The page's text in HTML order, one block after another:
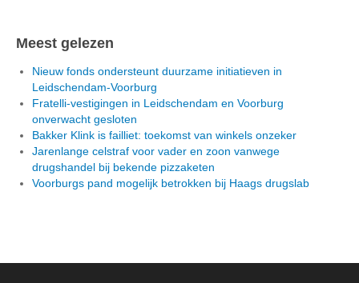
Meest gelezen
Nieuw fonds ondersteunt duurzame initiatieven in
Leidschendam-Voorburg
Fratelli-vestigingen in Leidschendam en Voorburg
onverwacht gesloten
Bakker Klink is failliet: toekomst van winkels onzeker
Jarenlange celstraf voor vader en zoon vanwege
drugshandel bij bekende pizzaketen
Voorburgs pand mogelijk betrokken bij Haags drugslab